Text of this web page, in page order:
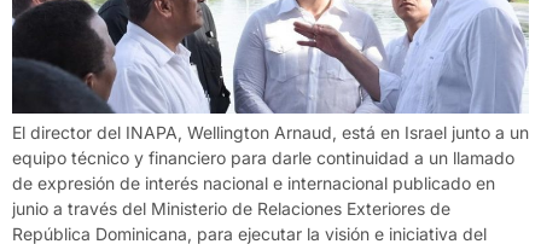
El director del INAPA, Wellington Arnaud, está en Israel junto a un
equipo técnico y financiero para darle continuidad a un llamado
de expresión de interés nacional e internacional publicado en
junio a través del Ministerio de Relaciones Exteriores de
República Dominicana, para ejecutar la visión e iniciativa del